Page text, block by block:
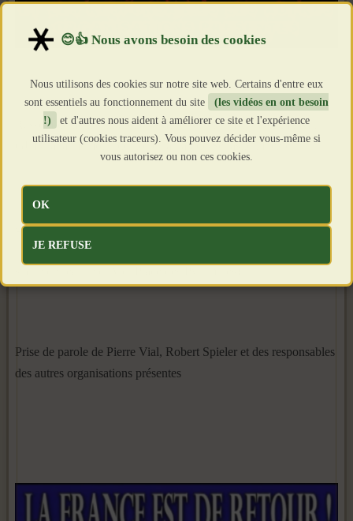
Rassemblement unitaire, (C9M, 3° Voie, JNR, NDP, TP, RF,
GUD) à la mémoire de notre camarade Sébastien Dézieu
Dimanche 8 mai, à 10 h 00, Place de la Madeleine à Paris,
grande manifestation nationaliste unitaire « La France est de
retour, Tous unis contre le Mondialisme ! ». Défilé jusqu’à la
Prise de parole de Pierre Vial, Robert Spieler et des responsables
des autres organisations présentes
Nous utilisons des cookies sur notre site web. Certains d'entre eux
sont essentiels au fonctionnement du site
(les vidéos en ont besoin
!)
et d'autres nous aident à améliorer ce site et l'expérience
utilisateur (cookies traceurs). Vous pouvez décider vous-même si
vous autorisez ou non ces cookies.
OK
JE REFUSE